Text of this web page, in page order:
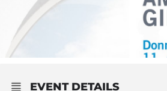
EVENT DETAILS